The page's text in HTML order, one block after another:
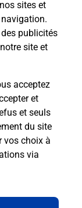
sites et
publicités
site et
acceptez
et
et seuls
du site
vos choix à
via